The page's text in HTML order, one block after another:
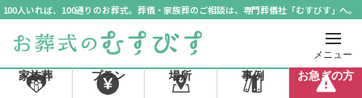
100人いれば、100通りのお葬式。葬儀・家族葬のご相談は、専門葬儀社「むすびす」へ。
メニュー
家族葬 プラン 場所 事例 お急ぎの方